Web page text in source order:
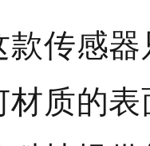
传感
材质的